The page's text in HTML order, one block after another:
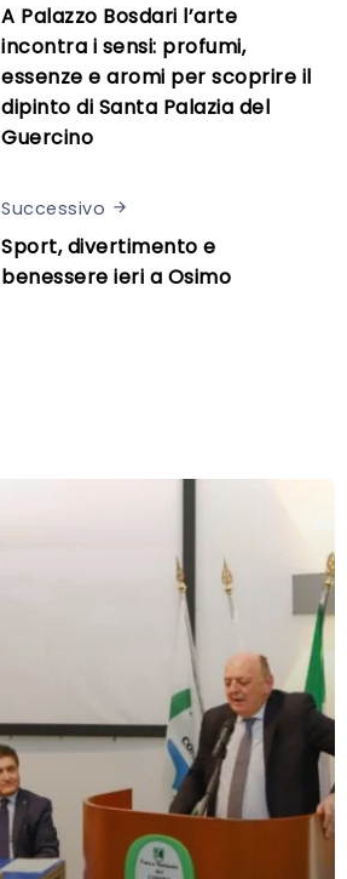
A Palazzo Bosdari l’arte
incontra i sensi: profumi,
essenze e aromi per scoprire il
dipinto di Santa Palazia del
Guercino
Successivo
Sport, divertimento e
benessere ieri a Osimo